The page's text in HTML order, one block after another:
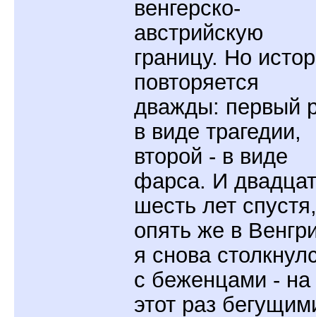
венгерско-
австрийскую
границу. Но
повторяется
дважды: первый
в виде трагедии,
второй - в виде
фарса. И
шесть лет спустя,
опять же в
я снова
с беженцами - на
этот раз